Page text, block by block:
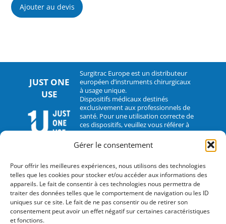
Gérer le consentement
Pour offrir les meilleures expériences, nous utilisons des technologies
telles que les cookies pour stocker et/ou accéder aux informations des
appareils. Le fait de consentir à ces technologies nous permettra de
traiter des données telles que le comportement de navigation ou les ID
uniques sur ce site. Le fait de ne pas consentir ou de retirer son
consentement peut avoir un effet négatif sur certaines caractéristiques
et fonctions.
Ajouter au devis
JUST ONE
USE
Surgitrac Europe est un distributeur
européen d’instruments chirurgicaux
à usage unique.
Dispositifs médicaux destinés
exclusivement aux professionnels de
santé. Pour une utilisation correcte de
ces dispositifs, veuillez vous référer à
leur notice d’utilisation.
CONTACT
2 rue Hélène Boucher – 35235 Thorigné-Fouillard
Tel : 33 (0)2.30.07.01.07
Fax : 33 (0)2.30.07.01.08